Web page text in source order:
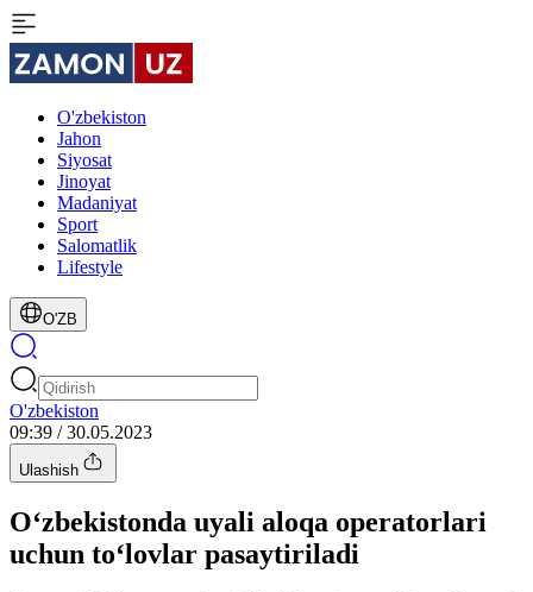
O'zbekiston
Jahon
Siyosat
Jinoyat
Madaniyat
Sport
Salomatlik
Lifestyle
O'ZB
O'zbekiston
09:39 / 30.05.2023
Ulashish
O‘zbekistonda uyali aloqa operatorlari
uchun to‘lovlar pasaytiriladi